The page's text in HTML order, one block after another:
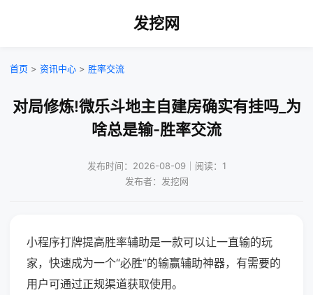
发挖网
首页 > 资讯中心 > 胜率交流
对局修炼!微乐斗地主自建房确实有挂吗_为
啥总是输-胜率交流
发布时间：2026-08-09｜阅读：1
发布者：发挖网
小程序打牌提高胜率辅助是一款可以让一直输的玩
家，快速成为一个“必胜”的输赢辅助神器，有需要的
用户可通过正规渠道获取使用。